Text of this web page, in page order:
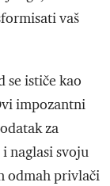
vaš
se ističe kao
impozantni
za
naglasi svoju
odmah privlači